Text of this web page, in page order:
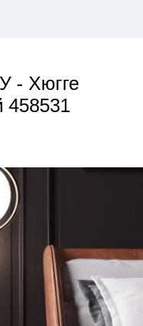
- Хюгге
458531